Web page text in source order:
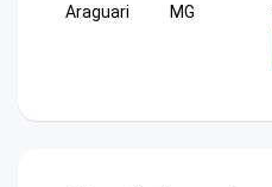
Araguari
MG